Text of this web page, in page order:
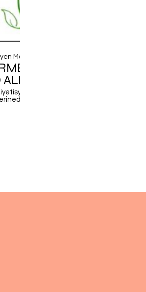
Merve Damar
İÇİN DİKKAT
ALIP VERMENİN
Çalışma alanlarım, Fonksiyonel Tıp Diyetisyenliği ve PNI
Instagram :